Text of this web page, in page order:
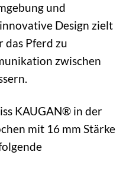
und
Design zielt
das Pferd zu
zwischen
KAUGAN® in der
mit 16 mm Stärke